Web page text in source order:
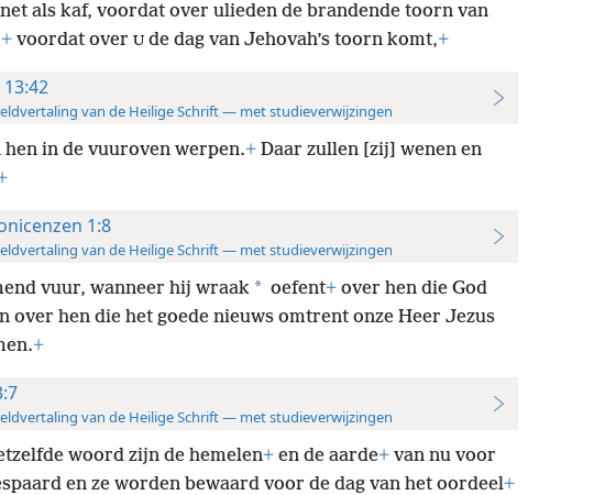
als kaf, voordat over ulieden de brandende toorn van
+voordat over Ude dag van Jehovah’s toorn komt,+
van de Heilige Schrift — met studieverwijzingen
hen in de vuuroven werpen.+Daar zullen [zij] wenen en
1:8
van de Heilige Schrift — met studieverwijzingen
vuur, wanneer hij wraak * oefent+over hen die God
over hen die het goede nieuws omtrent onze Heer Jezus
+
van de Heilige Schrift — met studieverwijzingen
woord zijn de hemelen+en de aarde+van nu voor
en ze worden bewaard voor de dag van het oordeel+